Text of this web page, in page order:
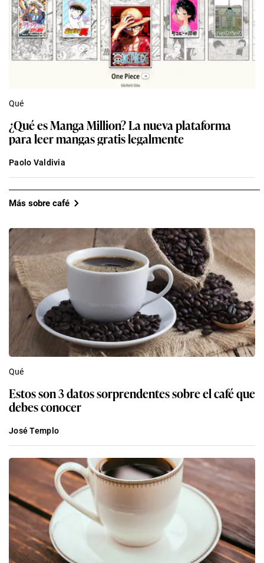
Qué
¿Qué es Manga Million? La nueva plataforma
para leer mangas gratis legalmente
Paolo Valdivia
Más sobre café
Qué
Estos son 3 datos sorprendentes sobre el café que
debes conocer
José Templo